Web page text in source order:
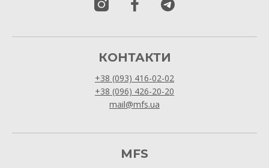
КОНТАКТИ
+38 (093) 416-02-02
+38 (096) 426-20-20
mail@mfs.ua
MFS